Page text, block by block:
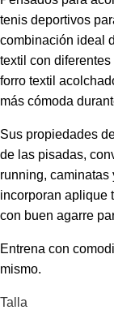
tenis deportivos
combinación ideal
textil con
forro textil
más cómoda
Sus propiedades
de las pisadas,
running, caminatas
incorporan aplique
con buen agarre
Entrena con
mismo.
Talla